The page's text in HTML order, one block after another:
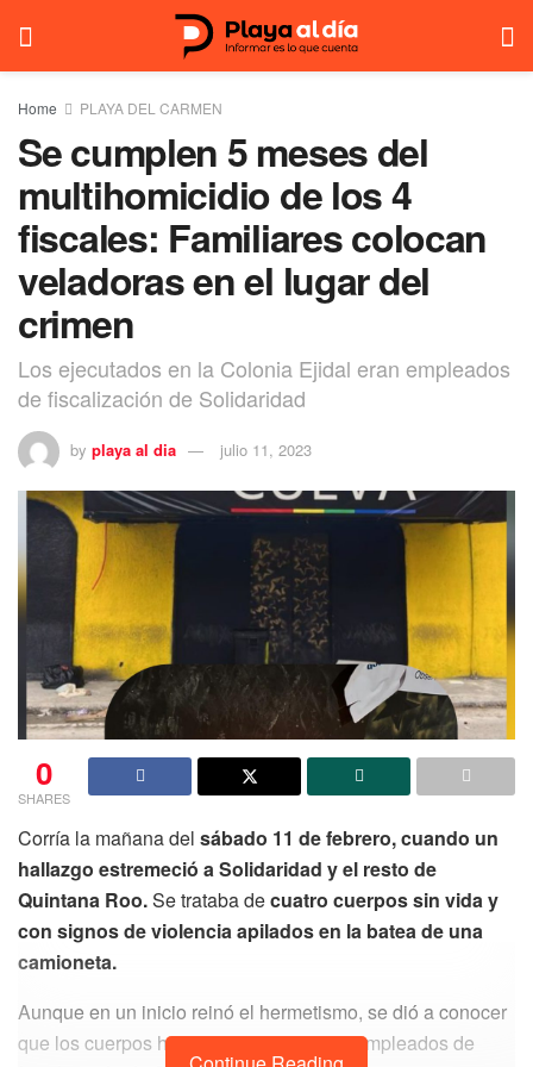
Home PLAYA DEL CARMEN
Se cumplen 5 meses del
multihomicidio de los 4
fiscales: Familiares colocan
veladoras en el lugar del
crimen
Los ejecutados en la Colonia Ejidal eran empleados
de fiscalización de Solidaridad
by playa al dia julio 11, 2023
0
SHARES
Corría la mañana del sábado 11 de febrero, cuando un
hallazgo estremeció a Solidaridad y el resto de
Quintana Roo.Se trataba decuatro cuerpos sin vida y
con signos de violencia apilados en la batea de una
camioneta.
Aunque en un inicio reinó el hermetismo, se dió a conocer
que los cuerpos hallados pertenecían a empleados de